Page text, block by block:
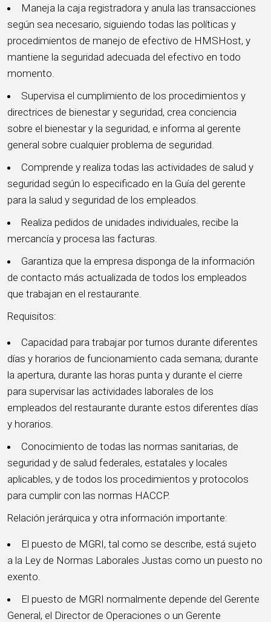
Maneja la caja registradora y anula las transacciones
según sea necesario, siguiendo todas las políticas y
procedimientos de manejo de efectivo de HMSHost, y
mantiene la seguridad adecuada del efectivo en todo
momento.
Supervisa el cumplimiento de los procedimientos y
directrices de bienestar y seguridad, crea conciencia
sobre el bienestar y la seguridad, e informa al gerente
general sobre cualquier problema de seguridad.
Comprende y realiza todas las actividades de salud y
seguridad según lo especificado en la Guía del gerente
para la salud y seguridad de los empleados.
Realiza pedidos de unidades individuales, recibe la
mercancía y procesa las facturas.
Garantiza que la empresa disponga de la información
de contacto más actualizada de todos los empleados
que trabajan en el restaurante.
Requisitos:
Capacidad para trabajar por turnos durante diferentes
días y horarios de funcionamiento cada semana; durante
la apertura, durante las horas punta y durante el cierre
para supervisar las actividades laborales de los
empleados del restaurante durante estos diferentes días
y horarios.
Conocimiento de todas las normas sanitarias, de
seguridad y de salud federales, estatales y locales
aplicables, y de todos los procedimientos y protocolos
para cumplir con las normas HACCP.
Relación jerárquica y otra información importante:
El puesto de MGRI, tal como se describe, está sujeto
a la Ley de Normas Laborales Justas como un puesto no
exento.
El puesto de MGRI normalmente depende del Gerente
General, el Director de Operaciones o un Gerente